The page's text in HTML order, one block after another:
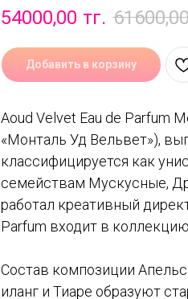
54000,00 тг.
Добавить в корзину
Aoud Velvet Eau de Parfum
«Монталь Уд Вельвет»),
классифицируется как
семействам Мускусные,
работал креативный
Parfum входит в коллекцию
Состав композиции
иланг и Тиаре образуют